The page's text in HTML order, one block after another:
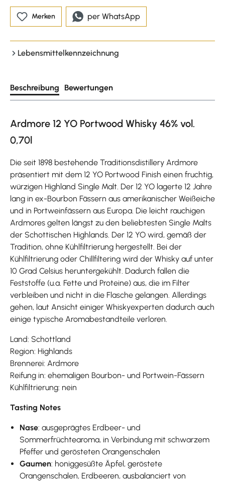
Merken per WhatsApp
Lebensmittelkennzeichnung
Beschreibung Bewertungen
Ardmore 12 YO Portwood Whisky 46% vol.
0,70l
Die seit 1898 bestehende Traditionsdistillery Ardmore
präsentiert mit dem 12 YO Portwood Finish einen fruchtig,
würzigen Highland Single Malt. Der 12 YO lagerte 12 Jahre
lang in ex-Bourbon Fässern aus amerikanischer Weißeiche
und in Portweinfässern aus Europa. Die leicht rauchigen
Ardmores gelten längst zu den beliebtesten Single Malts
der Schottischen Highlands. Der 12 YO wird, gemäß der
Tradition, ohne Kühlfiltrierung hergestellt. Bei der
Kühlfiltrierung oder Chillfiltering wird der Whisky auf unter
10 Grad Celsius heruntergekühlt. Dadurch fallen die
Feststoffe (u.a. Fette und Proteine) aus, die im Filter
verbleiben und nicht in die Flasche gelangen. Allerdings
gehen, laut Ansicht einiger Whiskyexperten dadurch auch
einige typische Aromabestandteile verloren.
Land: Schottland
Region: Highlands
Brennerei: Ardmore
Reifung in: ehemaligen Bourbon- und Portwein-Fässern
Kühlfiltrierung: nein
Tasting Notes
Nase: ausgeprägtes Erdbeer- und
Sommerfrüchtearoma, in Verbindung mit schwarzem
Pfeffer und gerösteten Orangenschalen
Gaumen: honiggesüßte Äpfel, geröstete
Orangenschalen, Erdbeeren, ausbalanciert von